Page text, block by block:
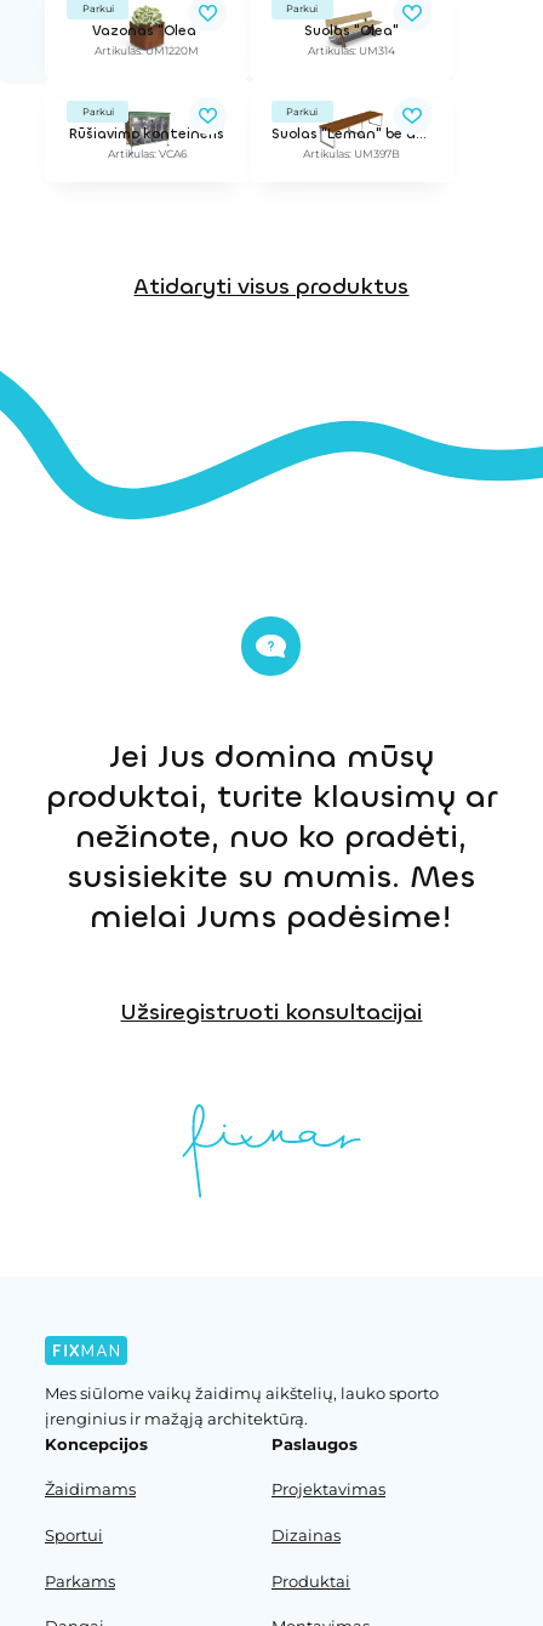
Parkui
Vazonas "Olea"
Artikulas: UM1220M
Parkui
Suolas "Olea"
Artikulas: UM314
Parkui
Rūšiavimo konteineris
Artikulas: VCA6
Parkui
Suolas "Leman" be atlošo
Artikulas: UM397B
Atidaryti visus produktus
Jei Jus domina mūsų
produktai, turite klausimų ar
nežinote, nuo ko pradėti,
susisiekite su mumis. Mes
mielai Jums padėsime!
Užsiregistruoti konsultacijai
Mes siūlome vaikų žaidimų aikštelių, lauko sporto
įrenginius ir mažąją architektūrą.
Koncepcijos
Žaidimams
Sportui
Parkams
Paslaugos
Projektavimas
Dizainas
Produktai